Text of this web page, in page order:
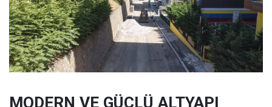
MODERN VE GÜÇLÜ ALTYAPI